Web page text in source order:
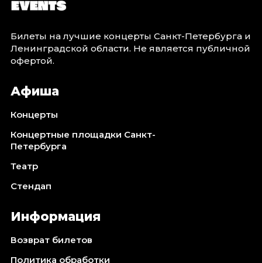
Билеты на лучшие концерты Санкт-Петербурга и
Ленинградской области. Не является публичной
офертой.
Афиша
Концерты
Концертные площадки Санкт-
Петербурга
Театр
Стендап
Информация
Возврат билетов
Политика обработки